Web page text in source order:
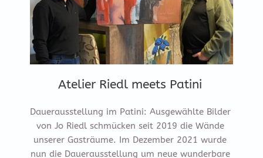
Atelier Riedl meets Patini
Dauerausstellung im Patini: Ausgewählte Bilder
von Jo Riedl schmücken seit 2019 die Wände
unserer Gasträume. Im Dezember 2021 wurde
nun die Dauerausstellung um neue wunderbare